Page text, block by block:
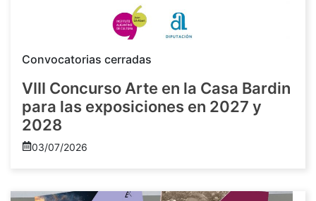
Convocatorias cerradas
VIII Concurso Arte en la Casa Bardin
para las exposiciones en 2027 y
2028
03/07/2026